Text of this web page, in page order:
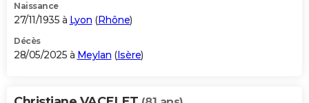
Naissance
27/11/1935 à Lyon (Rhône)
Décès
28/05/2025 à Meylan (Isère)